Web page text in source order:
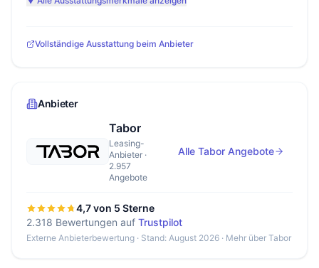
Vollständige Ausstattung beim Anbieter
Anbieter
Tabor
Leasing-
Anbieter ·
2.957
Angebote
Alle Tabor Angebote
4,7 von 5 Sterne
2.318 Bewertungen auf Trustpilot
Externe Anbieterbewertung · Stand: August 2026 · Mehr über Tabor